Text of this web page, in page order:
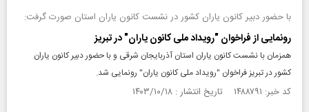
با حضور دبیر کانون یاران کشور در نشست کانون یاران استان صورت گرفت:
رونمایی از فراخوان "رویداد ملی کانون یاران" در تبریز
همزمان با نشست کانون یاران استان آذربایجان شرقی و با حضور دبیر کانون یاران
کشور در تبریز فراخوان "رویداد ملی کانون یاران" رونمایی شد.
کد خبر: ۱۴۸۸۷۹۱ تاریخ انتشار : ۱۴۰۳/۱۰/۱۸